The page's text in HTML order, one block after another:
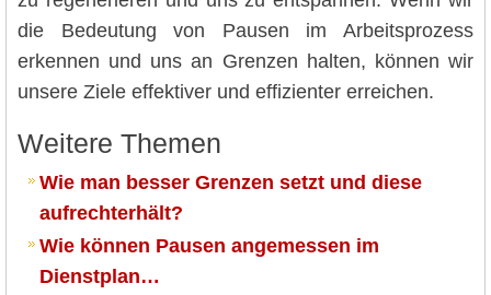
die Bedeutung von Pausen im Arbeitsprozess
erkennen und uns an Grenzen halten, können wir
unsere Ziele effektiver und effizienter erreichen.
Weitere Themen
Wie man besser Grenzen setzt und diese
aufrechterhält?
Wie können Pausen angemessen im
Dienstplan…